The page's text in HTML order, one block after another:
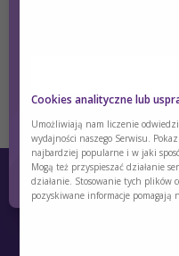
Zaloguj się
zakresu
Tak
Cookies analityczne lub
Umożliwiają nam liczenie
wydajności naszego Serwisu.
najbardziej popularne i w jaki
Mogą też przyspieszać działanie
działanie. Stosowanie tych plików
pozyskiwane informacje